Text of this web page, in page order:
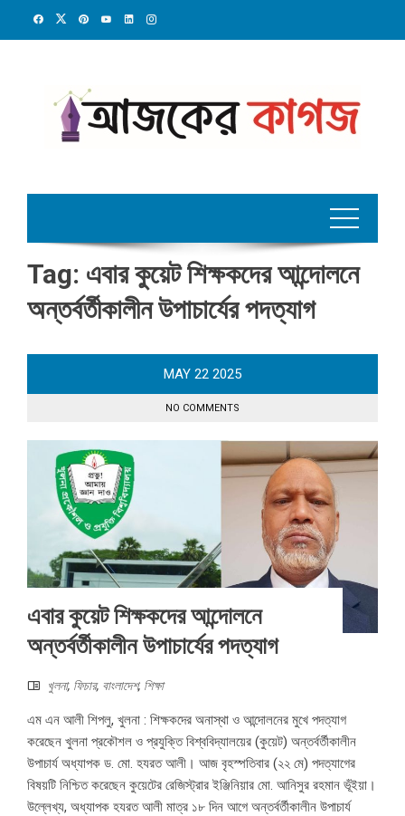
Tag: এবার কুয়েট শিক্ষকদের আন্দোলনে
অন্তর্বর্তীকালীন উপাচার্যের পদত্যাগ
MAY 22 2025
NO COMMENTS
এবার কুয়েট শিক্ষকদের আন্দোলনে
অন্তর্বর্তীকালীন উপাচার্যের পদত্যাগ
খুলনা, ফিচার, বাংলাদেশ, শিক্ষা
এম এন আলী শিপলু, খুলনা : শিক্ষকদের অনাস্থা ও আন্দোলনের মুখে পদত্যাগ
করেছেন খুলনা প্রকৌশল ও প্রযুক্তি বিশ্ববিদ্যালয়ের (কুয়েট) অন্তর্বর্তীকালীন
উপাচার্য অধ্যাপক ড. মো. হযরত আলী। আজ বৃহস্পতিবার (২২ মে) পদত্যাগের
বিষয়টি নিশ্চিত করেছেন কুয়েটের রেজিস্ট্রার ইঞ্জিনিয়ার মো. আনিসুর রহমান ভূঁইয়া।
উল্লেখ্য, অধ্যাপক হযরত আলী মাত্র ১৮ দিন আগে অন্তর্বর্তীকালীন উপাচার্য